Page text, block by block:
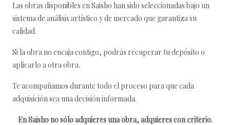
Las obras disponibles en Saisho han sido seleccionadas bajo un
sistema de análisis artístico y de mercado que garantiza su
calidad.
Si la obra no encaja contigo, podrás recuperar tu depósito o
aplicarlo a otra obra.
Te acompañamos durante todo el proceso para que cada
adquisición sea una decisión informada.
En Saisho no sólo adquieres una obra, adquieres con criterio.